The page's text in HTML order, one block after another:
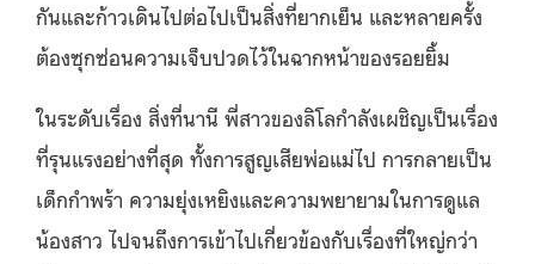
กันและก้าวเดินไปต่อไปเป็นสิ่งที่ยากเย็น และหลายครั้ง
ต้องซุกซ่อนความเจ็บปวดไว้ในฉากหน้าของรอยยิ้ม
ในระดับเรื่อง สิ่งที่นานี พี่สาวของลิโลกำลังเผชิญเป็นเรื่อง
ที่รุนแรงอย่างที่สุด ทั้งการสูญเสียพ่อแม่ไป การกลายเป็น
เด็กกำพร้า ความยุ่งเหยิงและความพยายามในการดูแล
น้องสาว ไปจนถึงการเข้าไปเกี่ยวข้องกับเรื่องที่ใหญ่กว่า